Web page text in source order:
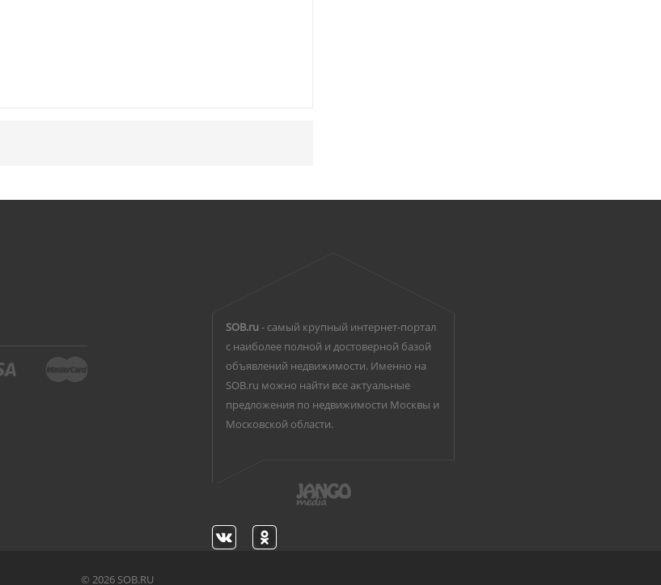
SOB.ru- самый крупный интернет-портал
с наиболее полной и достоверной базой
объявлений недвижимости. Именно на
SOB.ru можно найти все актуальные
предложения по недвижимости Москвы и
Московской области.
© 2026 SOB.RU